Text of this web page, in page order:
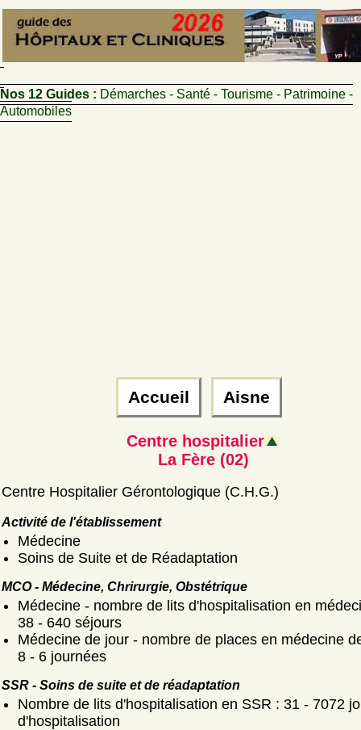
Nos 12 Guides : Démarches - Santé - Tourisme - Patrimoine -
Automobiles
Accueil Aisne
Centre hospitalier
La Fère (02)
Centre Hospitalier Gérontologique (C.H.G.)
Activité de l'établissement
Médecine
Soins de Suite et de Réadaptation
MCO - Médecine, Chrirurgie, Obstétrique
Médecine - nombre de lits d'hospitalisation en
38 - 640 séjours
Médecine de jour - nombre de places en médecine
8 - 6 journées
SSR - Soins de suite et de réadaptation
Nombre de lits d'hospitalisation en SSR : 31 - 7072
d'hospitalisation